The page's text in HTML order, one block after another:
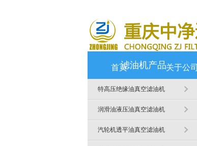
首页 关于公司
滤油机产品
特高压绝缘油真空滤油机
润滑油液压油真空滤油机
汽轮机透平油真空滤油机